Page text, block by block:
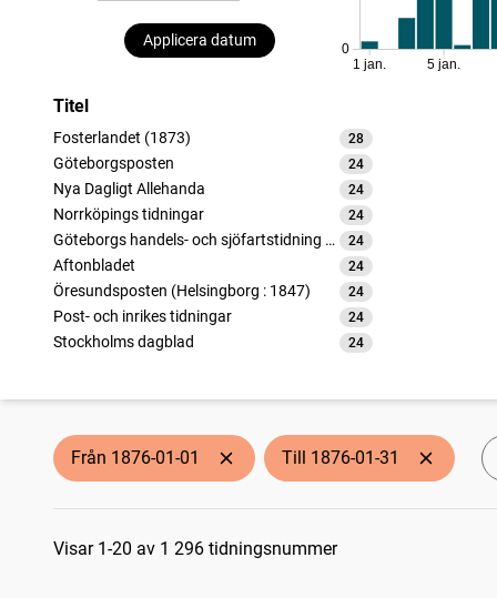
Applicera datum
0
1 jan. 5 jan.
Titel
Fosterlandet (1873) 28
träffar
Göteborgsposten
24
träffar
Nya Dagligt Allehanda
24
träffar
Norrköpings tidningar
24
träffar
Göteborgs handels- och sjöfartstidning (1832)
24
träffar
Aftonbladet
24
träffar
Öresundsposten (Helsingborg : 1847)
24
träffar
Post- och inrikes tidningar
24
träffar
Stockholms dagblad
24
träffar
träffar
Nya Dagstelegrafen
träffar
Jönköpings tidning
träffar
Kristianstadsbladet
träffar
Från 1876-01-01 Till 1876-01-31
Sökresultat
Visar 1-20 av 1 296 tidningsnummer